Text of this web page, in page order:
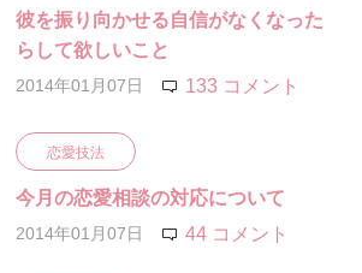
彼を振り向かせる自信がなくなった
らして欲しいこと
2014年01月07日 133 コメント
恋愛技法
今月の恋愛相談の対応について
2014年01月07日 44 コメント